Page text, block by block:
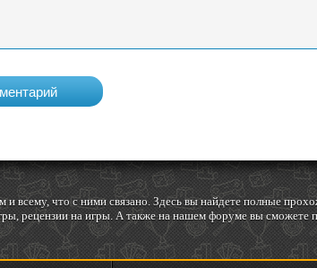
и всему, что с ними связано. Здесь вы найдете полные
рецензии на игры. А также на нашем форуме вы сможете